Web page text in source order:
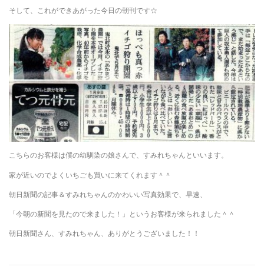
そして、これができあがった今日の朝刊です☆
こちらのお客様は僕の幼馴染の娘さんで、すみれちゃんといいます。
家が近いのでよくいちごも買いに来てくれます＾＾
朝日新聞の記事＆すみれちゃんのかわいい写真効果で、早速、
「今朝の新聞を見たので来ました！」というお客様が来られました＾＾
朝日新聞さん、すみれちゃん、ありがとうございました！！